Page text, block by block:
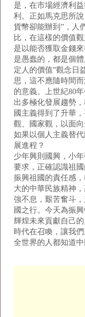
是，在市場經濟利
利。正如馬克思所
貨幣卻能辦到”，人
比，在這樣的價值
是以能否獲取金錢
是愚蠢的，都是個
定人的價值”觀念日
思，這不應隨時間
的意義。上世紀80
出多極化發展趨勢
國主義得到了升華
觀、國家觀，以面
如果以個人主義替
展進程？
少年興則國興，小
要求，正確認識祖
振興祖國的責任感
大的中華民族精神
強不息，艱苦奮斗
國之行。今天為振
輝煌未來貢獻自己的
時代在召喚，讓我
全世界的人都知道